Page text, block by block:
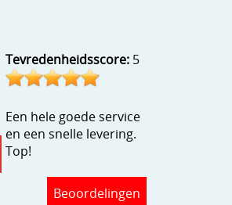
Tevredenheidsscore: 5
Een hele goede service
en een snelle levering.
Top!
Beoordelingen